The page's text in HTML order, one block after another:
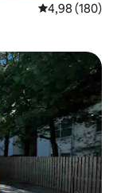
Średnia
4,98 (180)